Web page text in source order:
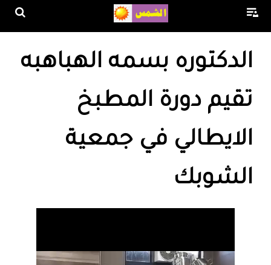
الدكتوره بسمه الهباهبه
تقيم دورة المطبخ
الايطالي في جمعية
الشوبك